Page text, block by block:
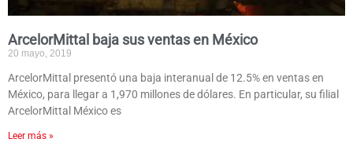
ArcelorMittal baja sus ventas en México
20 mayo, 2019
ArcelorMittal presentó una baja interanual de 12.5% en ventas en
México, para llegar a 1,970 millones de dólares. En particular, su filial
ArcelorMittal México es
Leer más »